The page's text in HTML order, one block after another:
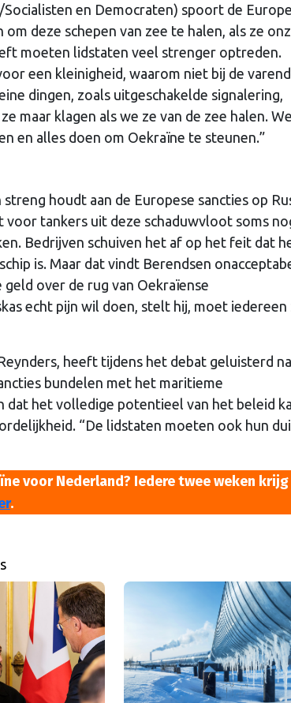
en Democraten) spoort de
deze schepen van zee te halen, als ze
moeten lidstaten veel strenger optreden.
een kleinigheid, waarom niet bij de
dingen, zoals uitgeschakelde signalering,
maar klagen als we ze van de zee halen. We
en alles doen om Oekraïne te steunen.”
houdt aan de Europese sancties op
voor tankers uit deze schaduwvloot soms
Bedrijven schuiven het af op het feit dat
is. Maar dat vindt Berendsen
over de rug van Oekraïense
echt pijn wil doen, stelt hij, moet iedereen
heeft tijdens het debat geluisterd
bundelen met het maritieme
dat het volledige potentieel van het beleid
“De lidstaten moeten ook hun
voor Nederland? Iedere twee weken
.